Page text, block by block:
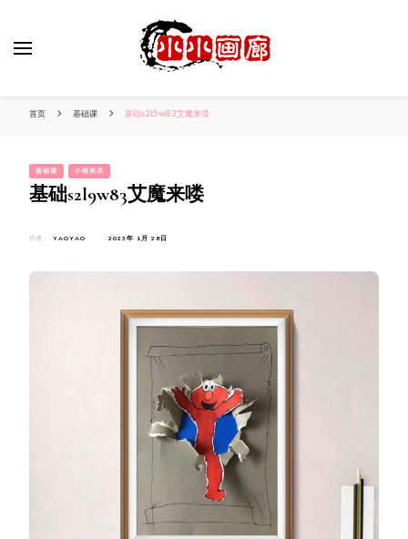
首页 基础课 基础s2l9w83艾魔来喽
基础课 小熊美术
基础s2l9w83艾魔来喽
作者： YAOYAO 2023年 1月 28日